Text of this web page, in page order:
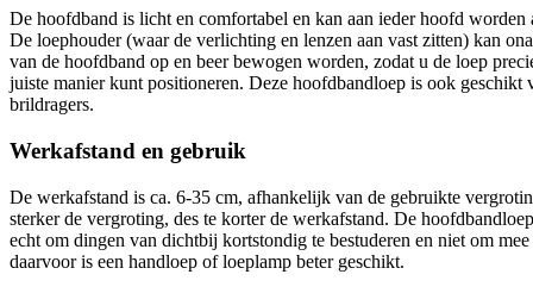
De hoofdband is licht en comfortabel en kan aan ieder hoofd worden
De loephouder (waar de verlichting en lenzen aan vast zitten) kan
van de hoofdband op en beer bewogen worden, zodat u de loep
juiste manier kunt positioneren. Deze hoofdbandloep is ook geschikt
brildragers.
Werkafstand en gebruik
De werkafstand is ca. 6-35 cm, afhankelijk van de gebruikte
sterker de vergroting, des te korter de werkafstand. De
echt om dingen van dichtbij kortstondig te bestuderen en niet om mee
daarvoor is een handloep of loeplamp beter geschikt.